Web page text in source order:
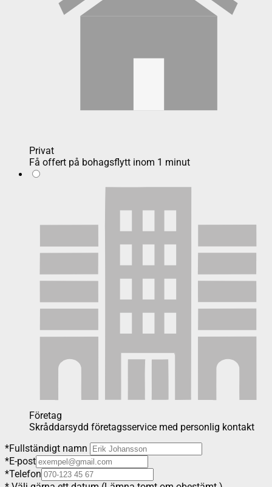
Privat
Få offert på bohagsflytt inom 1 minut
Företag
Skråddarsydd företagsservice med personlig kontakt
*Fullständigt namn
*E-post
*Telefon